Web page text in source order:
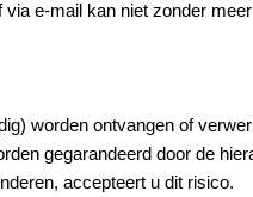
e-mail kan niet zonder
worden ontvangen of
gegarandeerd door de
accepteert u dit risico.